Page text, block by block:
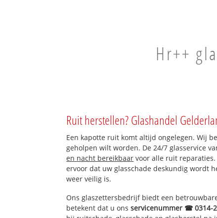
Hr++
Ruit herstellen? Glashandel
Een kapotte ruit komt altijd ongelegen. Wij
geholpen wilt worden. De 24/7 glasservice
en nacht bereikbaar voor alle ruit
ervoor dat uw glasschade deskundig wordt
weer veilig is.
Ons glaszettersbedrijf biedt een
betekent dat u onsservicenummer ☎ 0314-